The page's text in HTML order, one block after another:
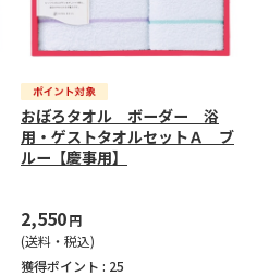
おぼろタオル ボーダー 浴
用・ゲストタオルセットＡ ブ
ルー【慶事用】
2,550円
(送料・税込)
獲得ポイント : 25